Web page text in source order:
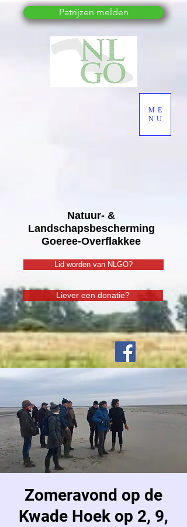
Natuur- &
Landschapsbescherming
Goeree-Overflakkee
ME
NU
Lid worden van NLGO?
Liever een donatie?
Patrijzen melden
Zomeravond op de
Kwade Hoek op 2, 9,